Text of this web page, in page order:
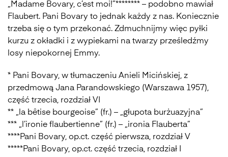
„Madame Bovary, c’est moi!”******** – podobno mawiał
Flaubert. Pani Bovary to jednak każdy z nas. Koniecznie
trzeba się o tym przekonać. Zdmuchnijmy więc pyłki
kurzu z okładki i z wypiekami na twarzy prześledźmy
losy niepokornej Emmy.
* Pani Bovary, w tłumaczeniu Anieli Micińskiej, z
przedmową Jana Parandowskiego (Warszawa 1957),
część trzecia, rozdział VI
** „la bêtise bourgeoise” (fr.) – „głupota burżuazyjna”
*** „l’ironie flaubertienne” (fr.) – „ironia Flauberta”
****Pani Bovary, op.ct. część pierwsza, rozdział V
*****Pani Bovary, op.ct. część trzecia, rozdział I